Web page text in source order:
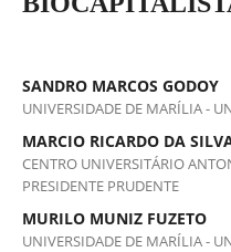
SANDRO MARCOS GODOY
UNIVERSIDADE DE MARÍLIA -
MARCIO RICARDO DA
CENTRO UNIVERSITÁRIO
PRESIDENTE PRUDENTE
MURILO MUNIZ FUZETO
UNIVERSIDADE DE MARÍLIA -